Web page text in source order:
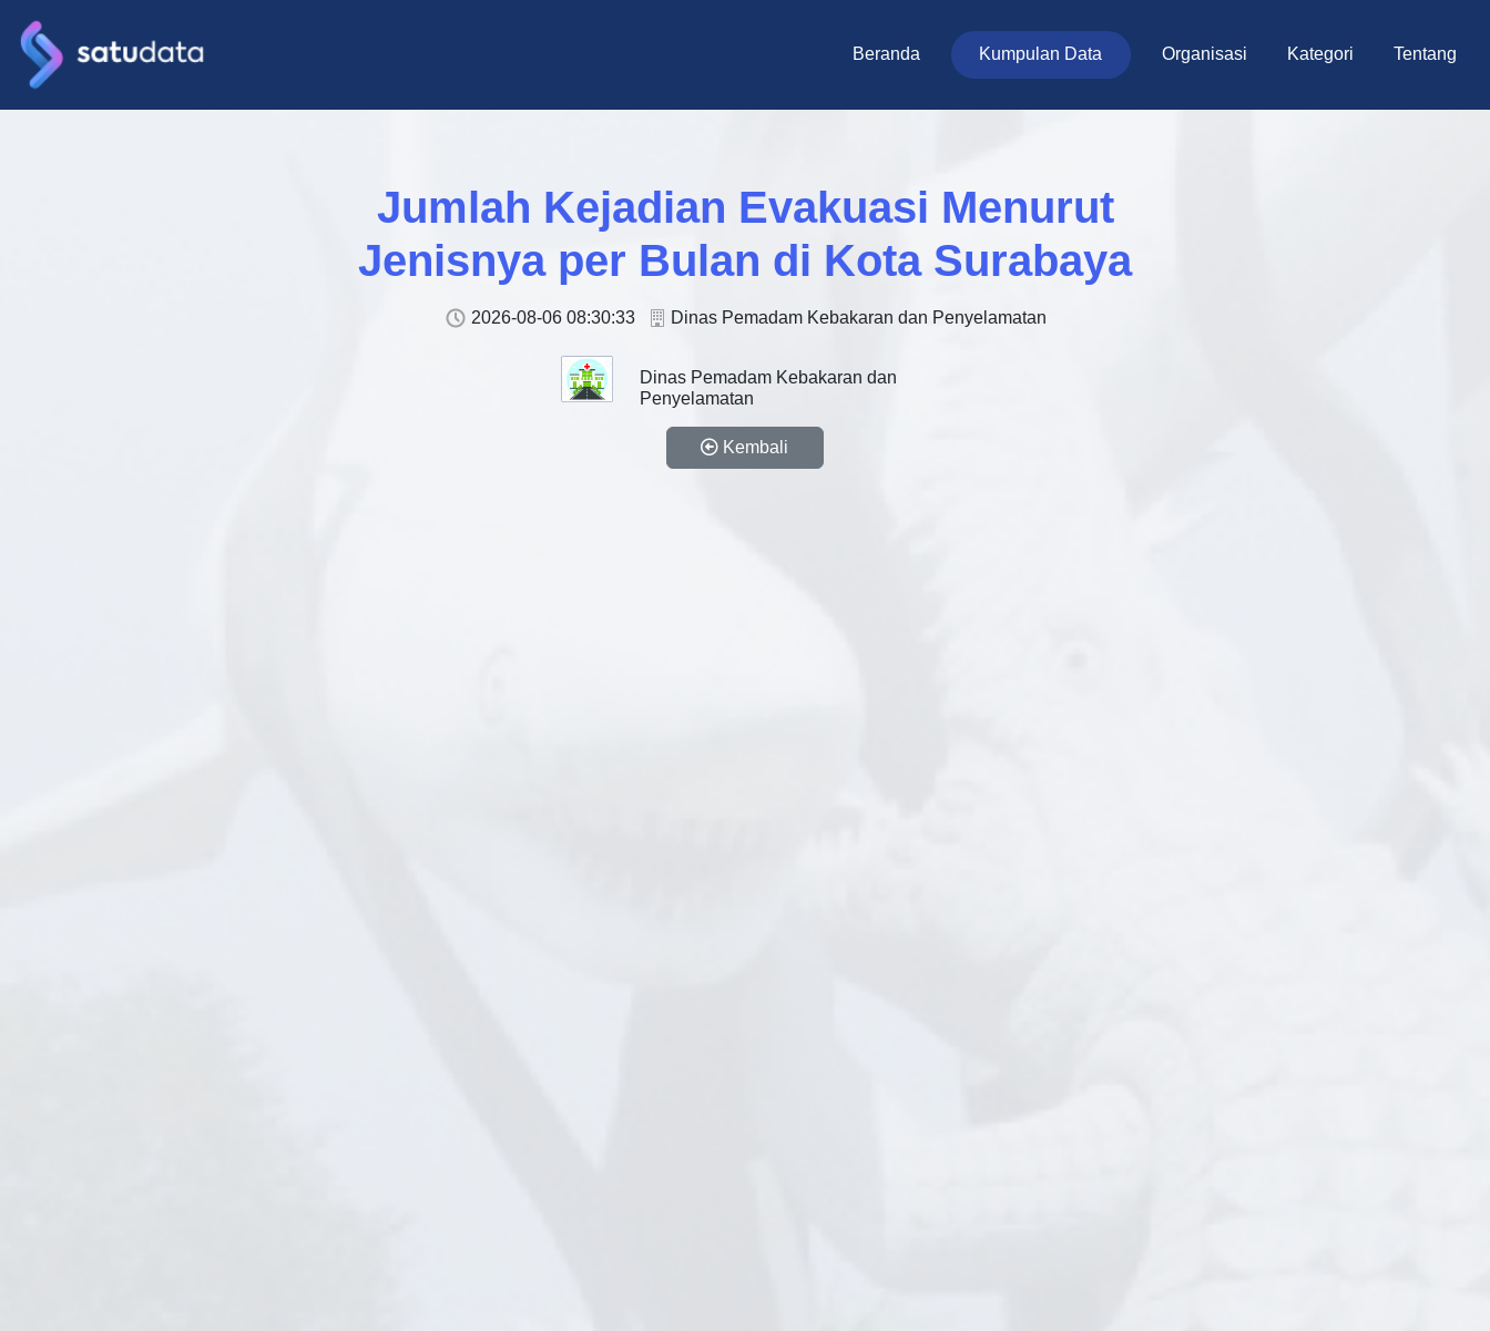
Beranda Kumpulan Data Organisasi Kategori Tentang
Jumlah Kejadian Evakuasi Menurut
Jenisnya per Bulan di Kota Surabaya
2026-08-06 08:30:33 Dinas Pemadam Kebakaran dan Penyelamatan
Dinas Pemadam Kebakaran dan
Penyelamatan
Kembali